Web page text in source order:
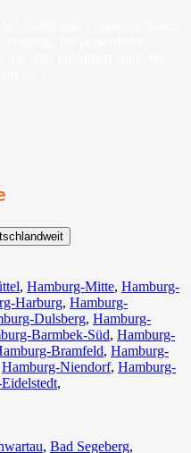
, Hamburg-Mitte, Hamburg-
Harburg, Hamburg-
Dulsberg, Hamburg-
Barmbek-Süd, Hamburg-
Bramfeld, Hamburg-
Hamburg-Niendorf, Hamburg-
,
, Bad Segeberg,